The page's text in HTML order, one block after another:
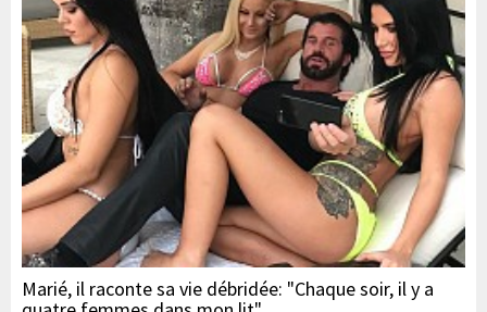
Marié, il raconte sa vie débridée: "Chaque soir, il y a